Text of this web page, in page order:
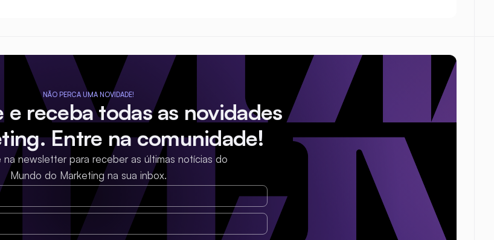
NÃO PERCA UMA NOVIDADE!
e receba todas as novidades
Entre na comunidade!
na newsletter para receber as últimas notícias do
Mundo do Marketing na sua inbox.